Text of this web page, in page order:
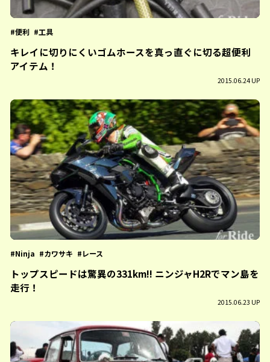
便利 工具
キレイに切りにくいゴムホースを真っ直ぐに切る超便利
アイテム！
2015.06.24 UP
Ninja カワサキ レース
トップスピードは驚異の331km!! ニンジャH2Rでマン島を
走行！
2015.06.23 UP